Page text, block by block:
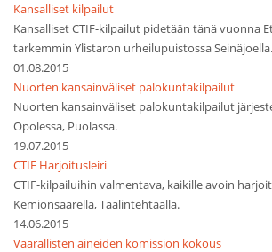
Kansalliset kilpailut
Kansalliset CTIF-kilpailut pidetään tänä vuonna
tarkemmin Ylistaron urheilupuistossa Seinäjoella.
01.08.2015
Nuorten kansainväliset palokuntakilpailut
Nuorten kansainväliset palokuntakilpailut
Opolessa, Puolassa.
19.07.2015
CTIF Harjoitusleiri
CTIF-kilpailuihin valmentava, kaikille avoin
Kemiönsaarella, Taalintehtaalla.
14.06.2015
Vaarallisten aineiden komission kokous